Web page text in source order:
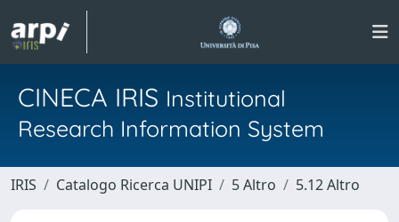
CINECA IRIS Institutional
Research Information System
IRIS Catalogo Ricerca UNIPI 5 Altro 5.12 Altro